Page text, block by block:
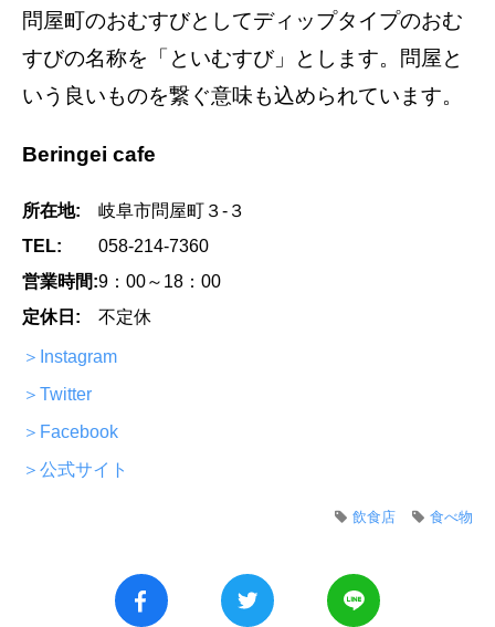
問屋町のおむすびとしてディップタイプのおむ
すびの名称を「といむすび」とします。問屋と
いう良いものを繋ぐ意味も込められています。
Beringei cafe
所在地:
岐阜市問屋町３-３
TEL:
058-214-7360
営業時間:9：00～18：00
定休日:
不定休
＞Instagram
＞Twitter
＞Facebook
＞公式サイト
食べ物
飲食店